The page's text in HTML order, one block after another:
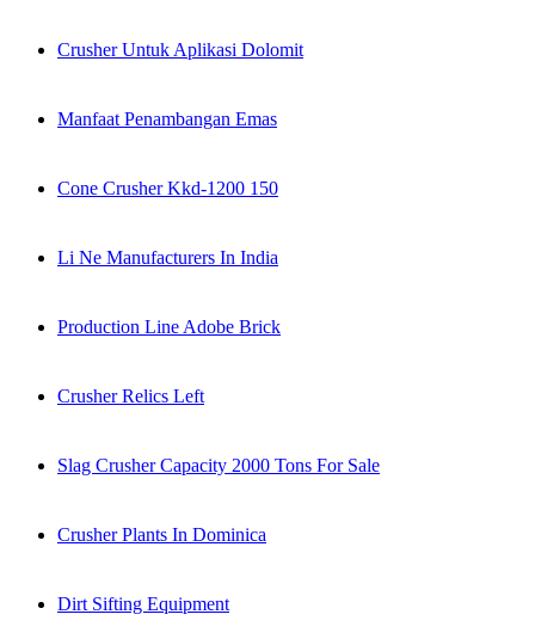
Crusher Untuk Aplikasi Dolomit
Manfaat Penambangan Emas
Cone Crusher Kkd-1200 150
Li Ne Manufacturers In India
Production Line Adobe Brick
Crusher Relics Left
Slag Crusher Capacity 2000 Tons For Sale
Crusher Plants In Dominica
Dirt Sifting Equipment